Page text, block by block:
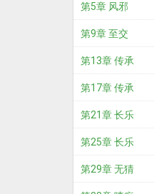
第5章 风邪
第9章 至交
第13章 传承
第17章 传承
第21章 长乐
第25章 长乐
第29章 无猜